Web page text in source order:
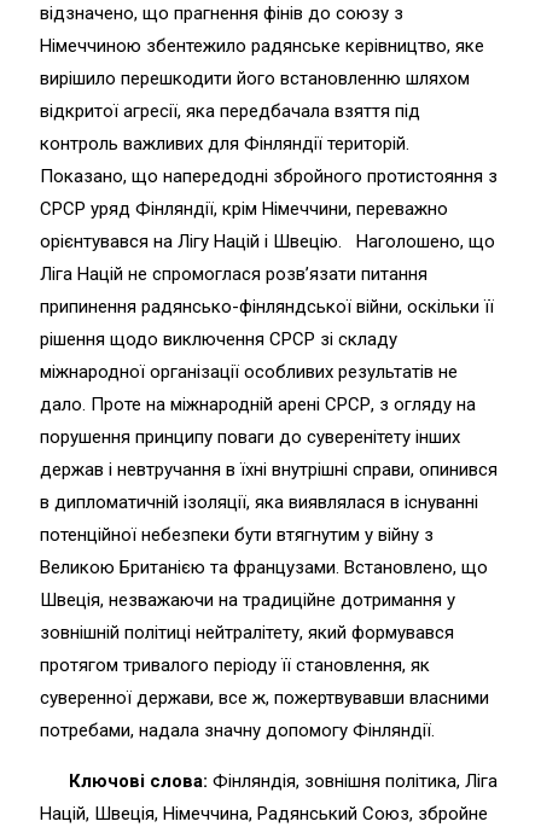
відзначено, що прагнення фінів до союзу з
Німеччиною збентежило радянське керівництво, яке
вирішило перешкодити його встановленню шляхом
відкритої агресії, яка передбачала взяття під
контроль важливих для Фінляндії територій.
Показано, що напередодні збройного протистояння з
СРСР уряд Фінляндії, крім Німеччини, переважно
орієнтувався на Лігу Націй і Швецію. Наголошено, що
Ліга Націй не спромоглася розвʼязати питання
припинення радянсько-фінляндської війни, оскільки її
рішення щодо виключення СРСР зі складу
міжнародної організації особливих результатів не
дало. Проте на міжнародній арені СРСР, з огляду на
порушення принципу поваги до суверенітету інших
держав і невтручання в їхні внутрішні справи, опинився
в дипломатичній ізоляції, яка виявлялася в існуванні
потенційної небезпеки бути втягнутим у війну з
Великою Британією та французами. Встановлено, що
Швеція, незважаючи на традиційне дотримання у
зовнішній політиці нейтралітету, який формувався
протягом тривалого періоду її становлення, як
суверенної держави, все ж, пожертвувавши власними
потребами, надала значну допомогу Фінляндії.
Ключові слова:Фінляндія, зовнішня політика, Ліга
Націй, Швеція, Німеччина, Радянський Союз, збройне